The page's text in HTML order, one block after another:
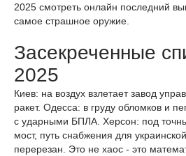
2025 смотреть онлайн последний
самое страшное оружие.
Засекреченные
2025
Киев: на воздух взлетает завод
ракет. Одесса: в груду обломков и
с ударными БПЛА. Херсон: под
мост, путь снабжения для
перерезан. Это не хаос - это